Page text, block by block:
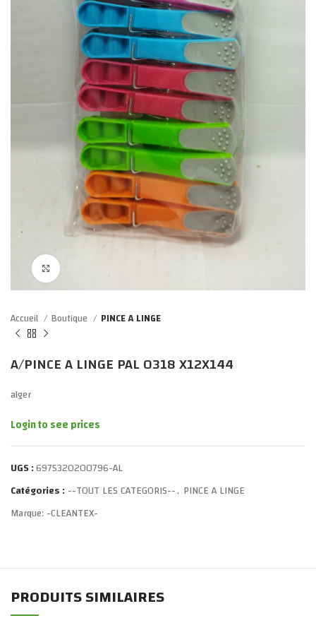
Accueil Boutique PINCE A LINGE
A/PINCE A LINGE PAL 0318 X12X144
alger
Login to see prices
UGS :6975320200796-AL
Catégories :--TOUT LES CATEGORIS--, PINCE A LINGE
Marque: -CLEANTEX-
PRODUITS SIMILAIRES